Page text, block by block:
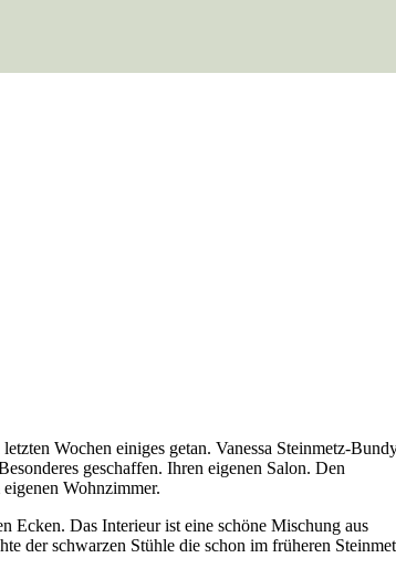
Wochen einiges getan. Vanessa Steinmetz-
geschaffen. Ihren eigenen Salon. Den
Wohnzimmer.
Ecken. Das Interieur ist eine schöne Mischung aus
der schwarzen Stühle die schon im früheren